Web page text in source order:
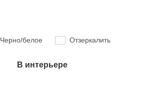
Черно/белое
Отзеркалить
В интерьере